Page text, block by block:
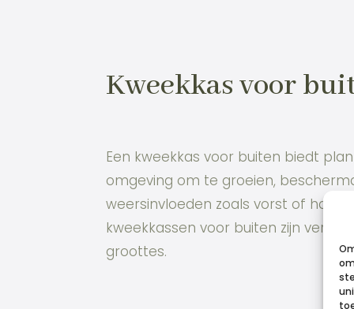
Kweekkas voor
Een kweekkas voor buiten biedt
omgeving om te groeien,
weersinvloeden zoals vorst of harde
kweekkassen voor buiten zijn
groottes.